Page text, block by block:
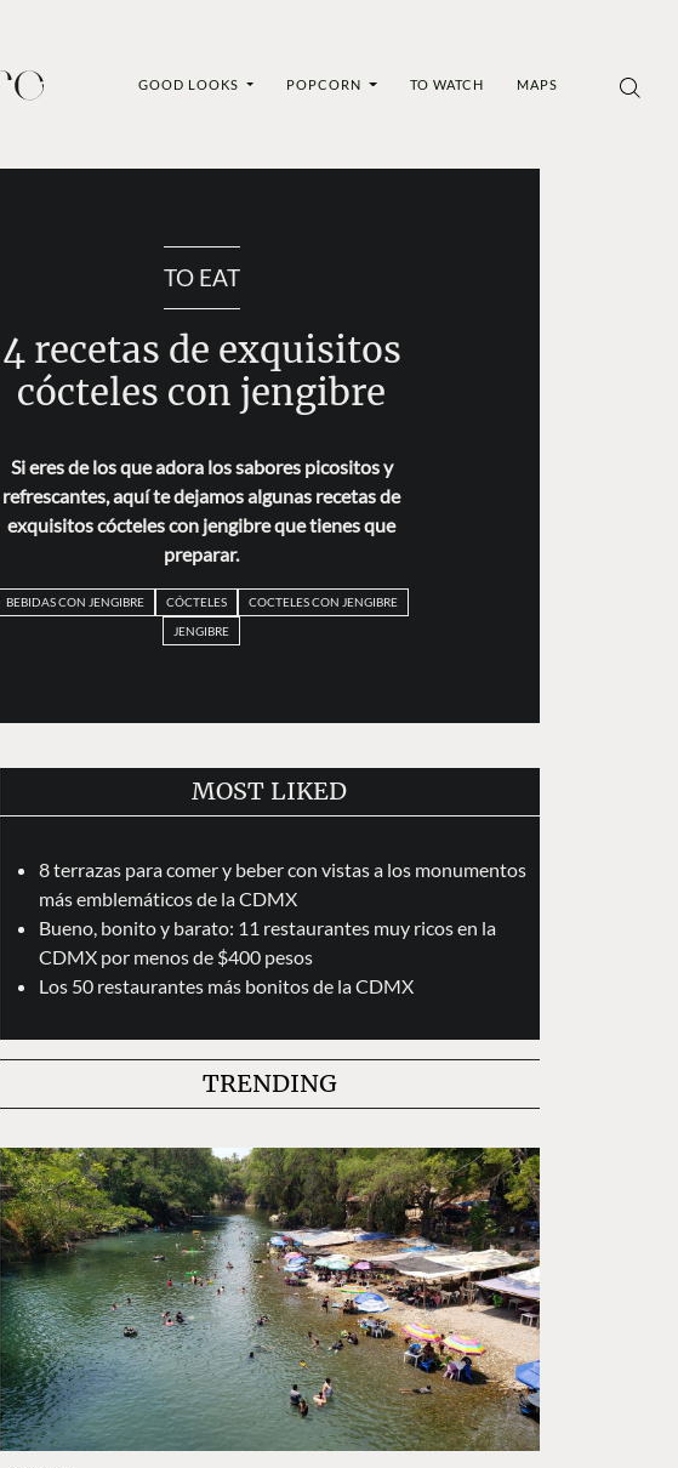
GOOD LOOKS POPCORN TO WATCH MAPS
TO EAT
4 recetas de exquisitos
cócteles con jengibre
Si eres de los que adora los sabores picositos y
refrescantes, aquí te dejamos algunas recetas de
exquisitos cócteles con jengibre que tienes que
preparar.
BEBIDAS CON JENGIBRE CÓCTELES
COCTELES CON JENGIBRE
JENGIBRE
MOST LIKED
8 terrazas para comer y beber con vistas a los monumentos
más emblemáticos de la CDMX
Bueno, bonito y barato: 11 restaurantes muy ricos en la
CDMX por menos de $400 pesos
Los 50 restaurantes más bonitos de la CDMX
TRENDING